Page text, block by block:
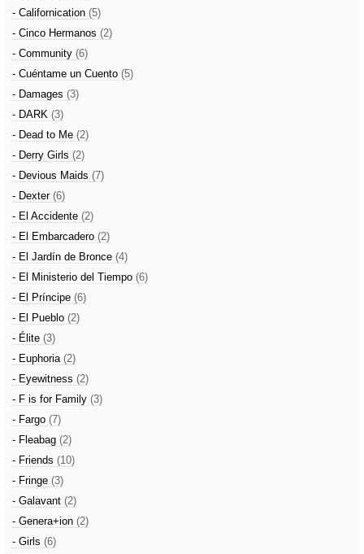
- Californication (5)
- Cinco Hermanos (2)
- Community (6)
- Cuéntame un Cuento (5)
- Damages (3)
- DARK (3)
- Dead to Me (2)
- Derry Girls (2)
- Devious Maids (7)
- Dexter (6)
- El Accidente (2)
- El Embarcadero (2)
- El Jardín de Bronce (4)
- El Ministerio del Tiempo (6)
- El Príncipe (6)
- El Pueblo (2)
- Élite (3)
- Euphoria (2)
- Eyewitness (2)
- F is for Family (3)
- Fargo (7)
- Fleabag (2)
- Friends (10)
- Fringe (3)
- Galavant (2)
- Genera+ion (2)
- Girls (6)